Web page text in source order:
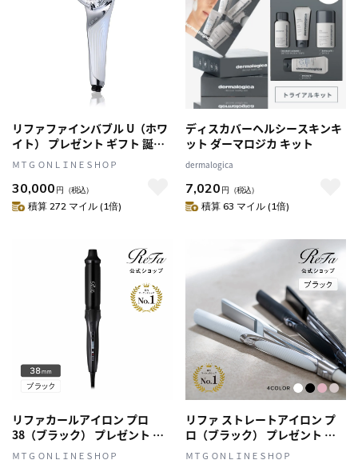
リファファインバブル U（ホワ
イト） プレゼント ギフト 誕生
日 結婚祝い シャワーヘッド
ＭＴＧ ＯＮＬＩＮＥＳＨＯＰ
30,000 円 （税込）
積算 272 マイル (1倍)
ディスカバーヘルシースキンキ
ット ダーマロジカ キット
dermalogica
7,020 円 （税込）
積算 63 マイル (1倍)
リファカールアイロン プロ
38（ブラック） プレゼント ギ
フト 誕生日 結婚祝い ヘアアイ
ＭＴＧ ＯＮＬＩＮＥＳＨＯＰ
リファ ストレートアイロン プ
ロ（ブラック） プレゼント ギ
フト 誕生日 結婚祝い ヘアアイ
ＭＴＧ ＯＮＬＩＮＥＳＨＯＰ